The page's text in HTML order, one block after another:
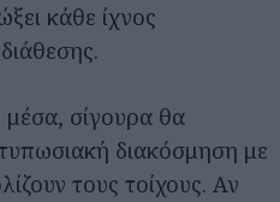
κάθε ίχνος
μέσα, σίγουρα θα
διακόσμηση με
τους τοίχους. Αν